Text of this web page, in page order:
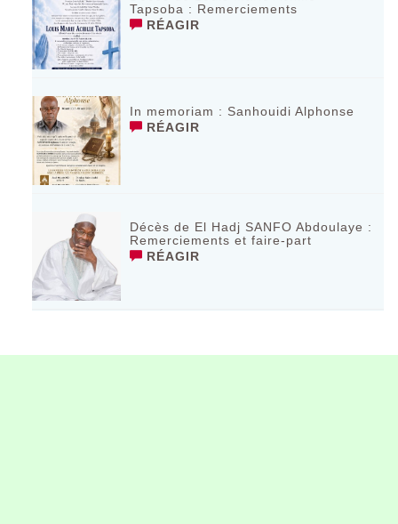
Tapsoba : Remerciements
RÉAGIR
In memoriam : Sanhouidi Alphonse
RÉAGIR
Décès de El Hadj SANFO Abdoulaye :
Remerciements et faire-part
RÉAGIR